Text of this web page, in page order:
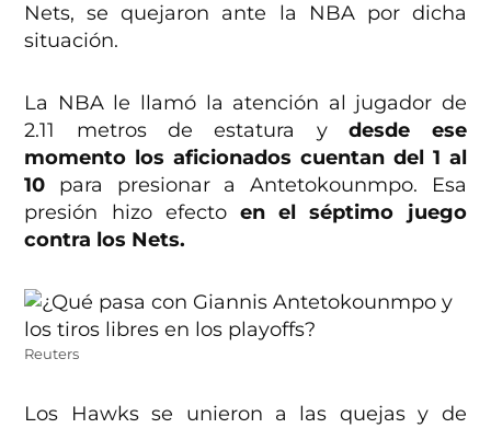
Nets, se quejaron ante la NBA por dicha
situación.
La NBA le llamó la atención al jugador de
2.11 metros de estatura ydesde ese
momento los aficionados cuentan del 1 al
10 para presionar a Antetokounmpo. Esa
presión hizo efectoen el séptimo juego
contra los Nets.
Reuters
Los Hawks se unieron a las quejas y de